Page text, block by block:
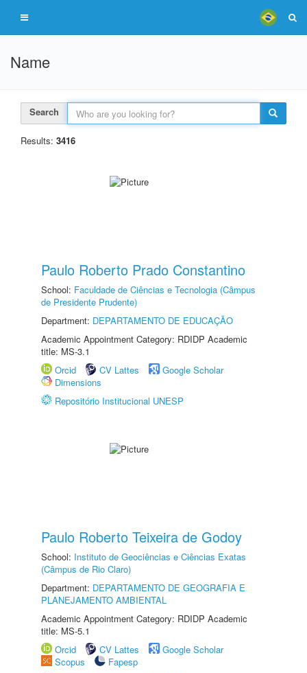
Name
Search
Results: 3416
Paulo Roberto Prado Constantino
School: Faculdade de Ciências e Tecnologia (Câmpus
de Presidente Prudente)
Department: DEPARTAMENTO DE EDUCAÇÃO
Academic Appointment Category: RDIDP Academic
title: MS-3.1
Orcid
CV Lattes
Google Scholar
Dimensions
Repositório Institucional UNESP
Paulo Roberto Teixeira de Godoy
School: Instituto de Geociências e Ciências Exatas
(Câmpus de Rio Claro)
Department: DEPARTAMENTO DE GEOGRAFIA E
PLANEJAMENTO AMBIENTAL
Academic Appointment Category: RDIDP Academic
title: MS-5.1
Orcid
CV Lattes
Google Scholar
Scopus
Fapesp